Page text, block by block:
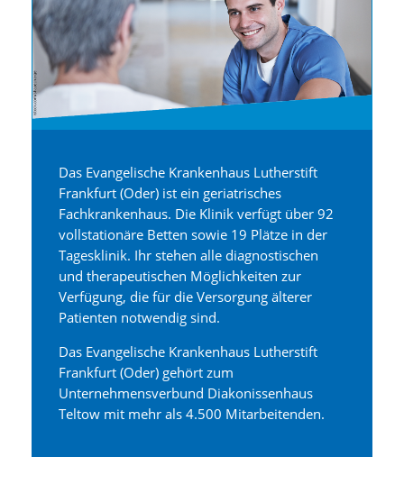
Das Evangelische Krankenhaus Lutherstift
Frankfurt (Oder) ist ein geriatrisches
Fachkrankenhaus. Die Klinik verfügt über 92
vollstationäre Betten sowie 19 Plätze in der
Tagesklinik. Ihr stehen alle diagnostischen
und therapeutischen Möglichkeiten zur
Verfügung, die für die Versorgung älterer
Patienten notwendig sind.
Das Evangelische Krankenhaus Lutherstift
Frankfurt (Oder) gehört zum
Unternehmensverbund Diakonissenhaus
Teltow mit mehr als 4.500 Mitarbeitenden.